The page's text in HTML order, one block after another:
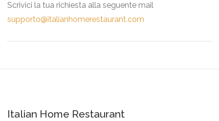
Scrivici la tua richiesta alla seguente mail
supporto@italianhomerestaurant.com
Italian Home Restaurant